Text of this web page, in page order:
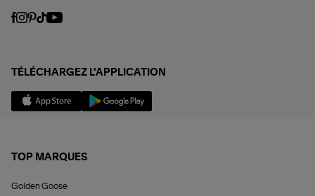
TÉLÉCHARGEZ L'APPLICATION
TOP MARQUES
Golden Goose